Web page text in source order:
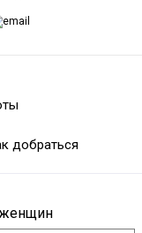
добраться
женщин